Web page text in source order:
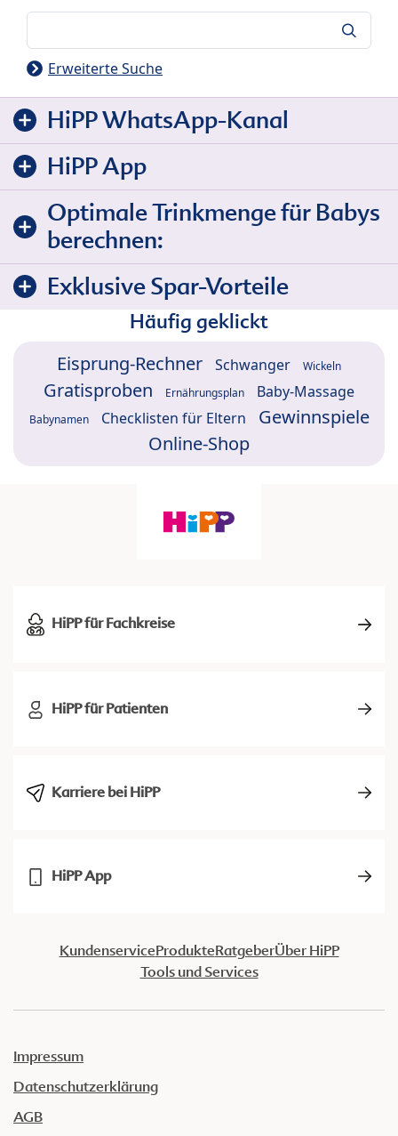
Erweiterte Suche
HiPP WhatsApp-Kanal
HiPP App
Optimale Trinkmenge für Babys
berechnen:
Exklusive Spar-Vorteile
Häufig geklickt
Eisprung-Rechner Schwanger Wickeln
Gratisproben Ernährungsplan Baby-Massage
Babynamen Checklisten für Eltern
Gewinnspiele
Online-Shop
HiPP für Fachkreise
HiPP für Patienten
Karriere bei HiPP
HiPP App
KundenserviceProdukteRatgeberÜber HiPP
Tools und Services
Impressum
Datenschutzerklärung
AGB